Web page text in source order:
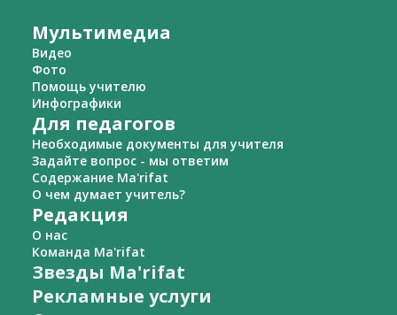
Мультимедиа
Видео
Фото
Помощь учителю
Инфографики
Для педагогов
Необходимые документы для учителя
Задайте вопрос - мы ответим
Содержание Ma'rifat
О чем думает учитель?
Редакция
О нас
Команда Ma'rifat
Звезды Ma'rifat
Рекламные услуги